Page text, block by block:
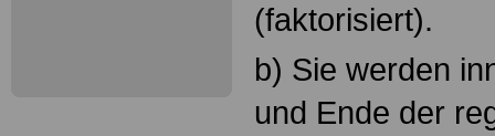
(faktorisiert).
b) Sie werden
und Ende der